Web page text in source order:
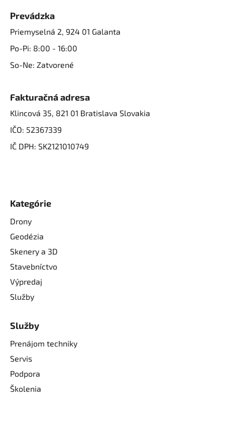
Prevádzka
Priemyselná 2, 924 01 Galanta
Po-Pi: 8:00 - 16:00
So-Ne: Zatvorené
Fakturačná adresa
Klincová 35, 821 01 Bratislava Slovakia
IČO: 52367339
IČ DPH: SK2121010749
Kategórie
Drony
Geodézia
Skenery a 3D
Stavebníctvo
Výpredaj
Služby
Služby
Prenájom techniky
Servis
Podpora
Školenia